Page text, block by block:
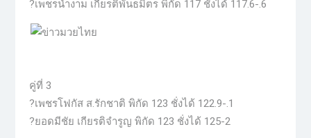
?เพชรน้ำงาม เกียรติพันธมิตร พิกัด 117 ชั่งได้ 117.6-.6
คู่ที่ 3
?เพชรโฟกัส ส.รักชาติ พิกัด 123 ชั่งได้ 122.9-.1
?ยอดมีชัย เกียรติจำรูญ พิกัด 123 ชั่งได้ 125-2